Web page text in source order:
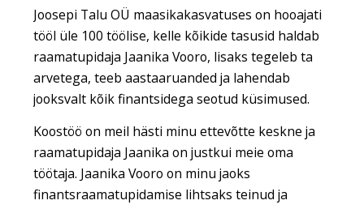
Joosepi Talu OÜ maasikakasvatuses on hooajati
tööl üle 100 töölise, kelle kõikide tasusid haldab
raamatupidaja Jaanika Vooro, lisaks tegeleb ta
arvetega, teeb aastaaruanded ja lahendab
jooksvalt kõik finantsidega seotud küsimused.
Koostöö on meil hästi minu ettevõtte keskne ja
raamatupidaja Jaanika on justkui meie oma
töötaja. Jaanika Vooro on minu jaoks
finantsraamatupidamise lihtsaks teinud ja